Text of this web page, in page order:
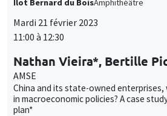
Îlot Bernard du BoisAmphithéâtre
Mardi 21 février 2023
11:00 à 12:30
Nathan Vieira*, Bertille
AMSE
China and its state-owned
in macroeconomic policies? A case
plan*